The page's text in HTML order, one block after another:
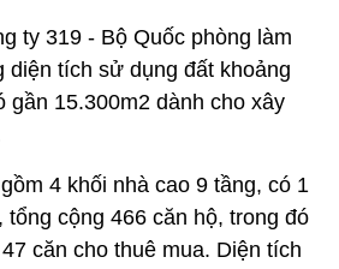
ty 319 - Bộ Quốc phòng làm
diện tích sử dụng đất khoảng
gần 15.300m2 dành cho xây
4 khối nhà cao 9 tầng, có 1
tổng cộng 466 căn hộ, trong đó
căn cho thuê mua. Diện tích